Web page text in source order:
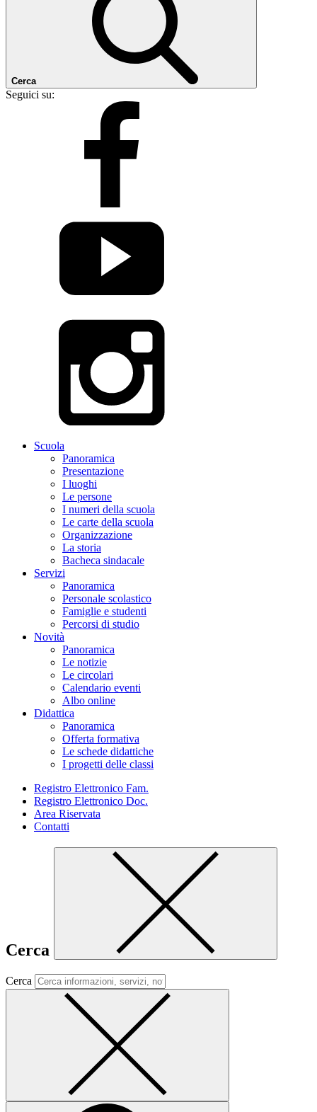
Cerca
Seguici su:
Scuola
Panoramica
Presentazione
I luoghi
Le persone
I numeri della scuola
Le carte della scuola
Organizzazione
La storia
Bacheca sindacale
Servizi
Panoramica
Personale scolastico
Famiglie e studenti
Percorsi di studio
Novità
Panoramica
Le notizie
Le circolari
Calendario eventi
Albo online
Didattica
Panoramica
Offerta formativa
Le schede didattiche
I progetti delle classi
Registro Elettronico Fam.
Registro Elettronico Doc.
Area Riservata
Contatti
Cerca
Cerca